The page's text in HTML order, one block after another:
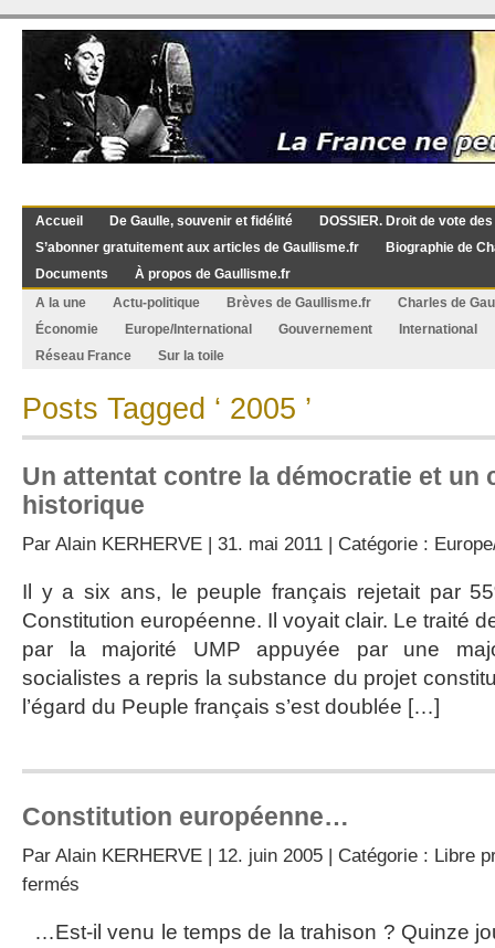
Accueil De Gaulle, souvenir et fidélité
DOSSIER. Droit de vote
S’abonner gratuitement aux articles de Gaullisme.fr
Biographie de
Documents
À propos de Gaullisme.fr
A la une
Actu-politique Brèves de Gaullisme.fr
Charles de
Économie
Europe/International Gouvernement
International
Réseau France
Sur la toile
Posts Tagged ‘ 2005 ’
Un attentat contre la démocratie et un
historique
Par Alain KERHERVE | 31. mai 2011 | Catégorie :
Il y a six ans, le peuple français rejetait par
Constitution européenne. Il voyait clair. Le traité
par la majorité UMP appuyée par une
socialistes a repris la substance du projet
l’égard du Peuple français s’est doublée […]
Constitution européenne…
Par Alain KERHERVE | 12. juin 2005 | Catégorie : Libre
fermés
…Est-il venu le temps de la trahison ? Quinze